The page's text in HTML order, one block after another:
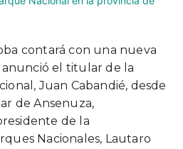
contará con una nueva
el titular de la
Juan Cabandié, desde
de Ansenuza,
de la
Nacionales, Lautaro